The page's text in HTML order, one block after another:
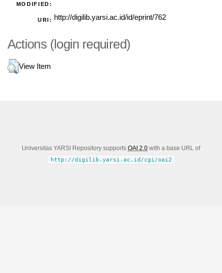
MODIFIED:
URI: http://digilib.yarsi.ac.id/id/eprint/762
Actions (login required)
View Item
Universitas YARSI Repository supports OAI 2.0 with a base URL of
http://digilib.yarsi.ac.id/cgi/oai2